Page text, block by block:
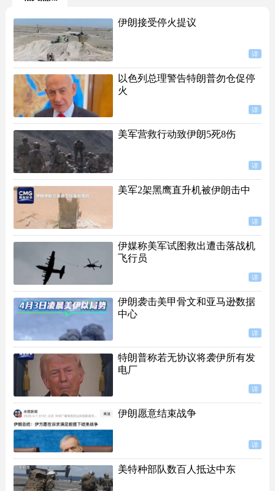
伊朗接受停火提议
详
以色列总理警告特朗普勿仓促停
火
详
美军营救行动致伊朗5死8伤
详
美军2架黑鹰直升机被伊朗击中
详
伊媒称美军试图救出遭击落战机
飞行员
详
伊朗袭击美甲骨文和亚马逊数据
中心
详
特朗普称若无协议将袭伊所有发
电厂
详
伊朗愿意结束战争
详
美特种部队数百人抵达中东